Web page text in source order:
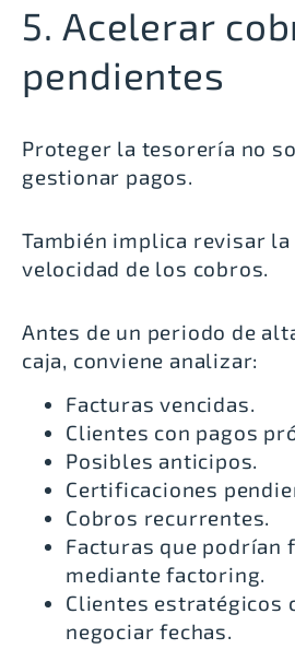
5. Acelerar
pendientes
Proteger la tesorería no
gestionar pagos.
También implica revisar
velocidad de los cobros.
Antes de un periodo de
caja, conviene analizar:
Facturas vencidas.
Clientes con pagos
Posibles anticipos.
Certificaciones
Cobros recurrentes.
Facturas que podrían
mediante factoring.
Clientes estratégicos
negociar fechas.